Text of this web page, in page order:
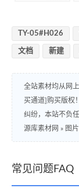
TY-05#H026
文档 新建
全站素材均从网
买通道]购买版权
纠纷，本站不负任
源库素材网 » 图
常见问题FAQ